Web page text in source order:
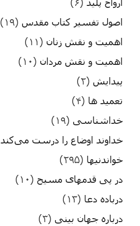
اصول تفسیر کتاب مقدس (۱۹)
اهمیت و نقش زنان (۱۱)
اهمیت و نقش مردان (۱۰)
پیدایش (۲)
تعمید ها (۴)
خداشناسی (۱۹)
خداوند اوضاع را درست می‌کند
خواندنیها (۲۹۵)
در پی قدمهای مسیح (۱۰)
درباده دعا (۱۳)
درباره جهان بینی (۳)